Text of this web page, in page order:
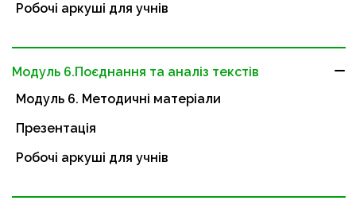
Робочі аркуші для учнів
Модуль 6.Поєднання та аналіз текстів
Модуль 6. Методичні матеріали
Презентація
Робочі аркуші для учнів